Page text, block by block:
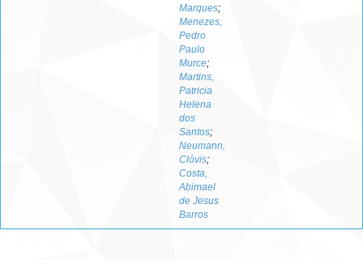
Marques;
Menezes,
Pedro
Paulo
Murce;
Martins,
Patricia
Helena
dos
Santos;
Neumann,
Clóvis;
Costa,
Abimael
de Jesus
Barros